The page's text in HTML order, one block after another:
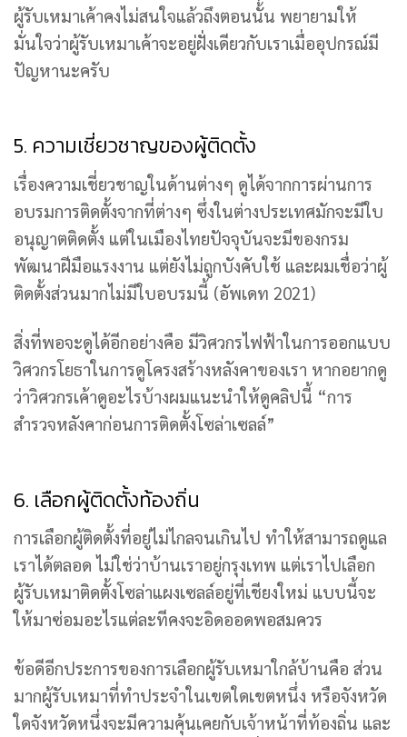
ผู้รับเหมาเค้าคงไม่สนใจแล้วถึงตอนนั้น พยายามให้
มั่นใจว่าผู้รับเหมาเค้าจะอยู่ฝั่งเดียวกับเราเมื่ออุปกรณ์มี
ปัญหานะครับ
5. ความเชี่ยวชาญของผู้ติดตั้ง
เรื่องความเชี่ยวชาญในด้านต่างๆ ดูได้จากการผ่านการ
อบรมการติดตั้งจากที่ต่างๆ ซึ่งในต่างประเทศมักจะมีใบ
อนุญาตติดตั้ง แต่ในเมืองไทยปัจจุบันจะมีของกรม
พัฒนาฝีมือแรงงาน แต่ยังไม่ถูกบังคับใช้ และผมเชื่อว่าผู้
ติดตั้งส่วนมากไม่มีใบอบรมนี้ (อัพเดท 2021)
สิ่งที่พอจะดูได้อีกอย่างคือ มีวิศวกรไฟฟ้าในการออกแบบ
วิศวกรโยธาในการดูโครงสร้างหลังคาของเรา หากอยากดู
ว่าวิศวกรเค้าดูอะไรบ้างผมแนะนำให้ดูคลิปนี้ “การ
สำรวจหลังคาก่อนการติดตั้งโซล่าเซลล์”
6. เลือกผู้ติดตั้งท้องถิ่น
การเลือกผู้ติดตั้งที่อยู่ไม่ไกลจนเกินไป ทำให้สามารถดูแล
เราได้ตลอด ไม่ใช่ว่าบ้านเราอยู่กรุงเทพ แต่เราไปเลือก
ผู้รับเหมาติดตั้งโซล่าแผงเซลล์อยู่ที่เชียงใหม่ แบบนี้จะ
ให้มาซ่อมอะไรแต่ละทีคงจะอิดออดพอสมควร
ข้อดีอีกประการของการเลือกผู้รับเหมาใกล้บ้านคือ ส่วน
มากผู้รับเหมาที่ทำประจำในเขตใดเขตหนึ่ง หรือจังหวัด
ใดจังหวัดหนึ่งจะมีความคุ้นเคยกับเจ้าหน้าที่ท้องถิ่น และ